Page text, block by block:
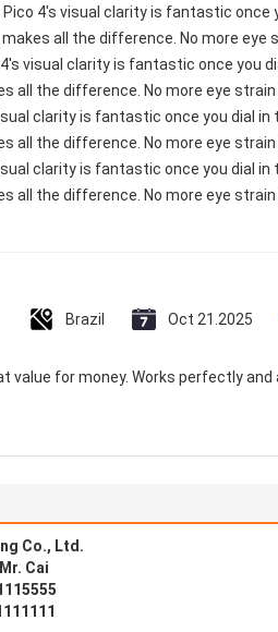
Pico 4's visual clarity is fantastic once
all the difference. No more eye
4's visual clarity is fantastic once you
all the difference. No more eye
clarity is fantastic once you dial
all the difference. No more eye
clarity is fantastic once you dial
all the difference. No more eye
Brazil Oct 21.2025
value for money. Works perfectly and
Co., Ltd.
Mr. Cai